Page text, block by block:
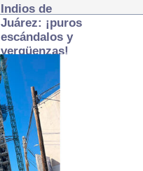
Indios de
Juárez: ¡puros
escándalos y
vergüenzas!